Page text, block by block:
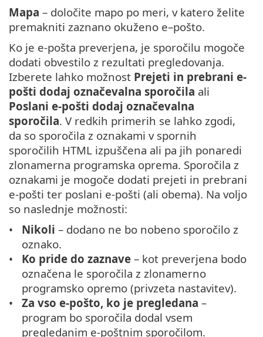
Mapa – določite mapo po meri, v katero želite
premakniti zaznano okuženo e–pošto.
Ko je e-pošta preverjena, je sporočilu mogoče
dodati obvestilo z rezultati pregledovanja.
Izberete lahko možnost Prejeti in prebrani e-
pošti dodaj označevalna sporočila ali
Poslani e-pošti dodaj označevalna
sporočila. V redkih primerih se lahko zgodi,
da so sporočila z oznakami v spornih
sporočilih HTML izpuščena ali pa jih ponaredi
zlonamerna programska oprema. Sporočila z
oznakami je mogoče dodati prejeti in prebrani
e-pošti ter poslani e-pošti (ali obema). Na voljo
so naslednje možnosti:
Nikoli – dodano ne bo nobeno sporočilo z
oznako.
Ko pride do zaznave – kot preverjena bodo
označena le sporočila z zlonamerno
programsko opremo (privzeta nastavitev).
Za vso e-pošto, ko je pregledana –
program bo sporočila dodal vsem
pregledanim e-poštnim sporočilom.